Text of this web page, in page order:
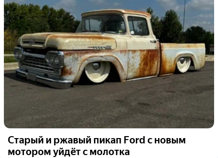
Старый и ржавый пикап Ford с новым
мотором уйдёт с молотка